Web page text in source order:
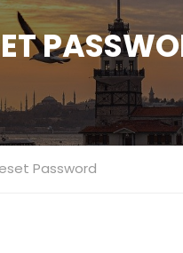
Password